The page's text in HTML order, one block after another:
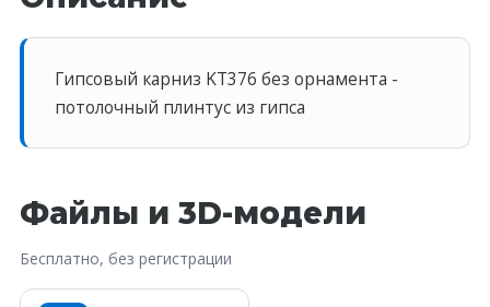
Гипсовый карниз KT376 без орнамента -
потолочный плинтус из гипса
Файлы и 3D-модели
Бесплатно, без регистрации